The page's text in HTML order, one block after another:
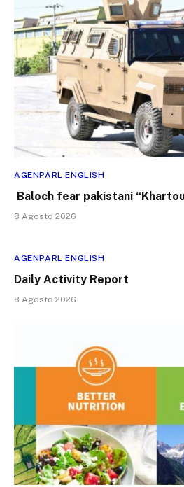
AGENPARL ENGLISH
Baloch fear pakistani
8 Agosto 2026
AGENPARL ENGLISH
Daily Activity Report
8 Agosto 2026